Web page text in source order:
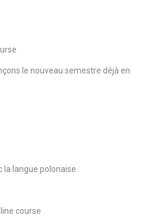
le nouveau semestre déjà en
la langue polonaise
course